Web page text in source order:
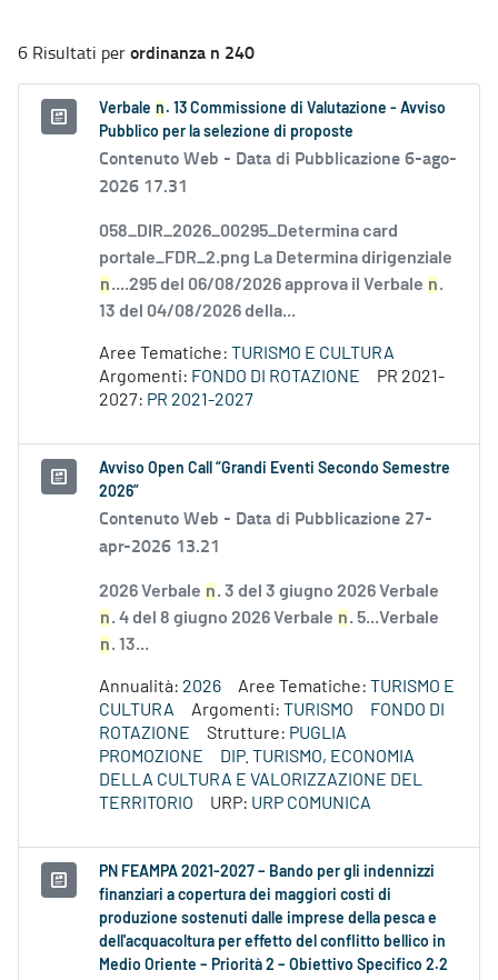
6 Risultati perordinanza n 240
Verbale n . 13 Commissione di Valutazione - Avviso
Pubblico per la selezione di proposte
Contenuto Web - Data di Pubblicazione 6-ago-
2026 17.31
058_DIR_2026_00295_Determina card
portale_FDR_2.png La Determina dirigenziale
n....295 del 06/08/2026 approva il Verbale n.
13 del 04/08/2026 della...
Aree Tematiche: TURISMO E CULTURA
Argomenti: FONDO DI ROTAZIONE
PR 2021-
2027: PR 2021-2027
Avviso Open Call “Grandi Eventi Secondo Semestre
2026”
Contenuto Web - Data di Pubblicazione 27-
apr-2026 13.21
2026 Verbale n. 3 del 3 giugno 2026 Verbale
n. 4 del 8 giugno 2026 Verbale n. 5...Verbale
n. 13...
Annualità: 2026 Aree Tematiche: TURISMO E
CULTURA
Argomenti: TURISMO
FONDO DI
ROTAZIONE
Strutture: PUGLIA
PROMOZIONE
DIP. TURISMO, ECONOMIA
DELLA CULTURA E VALORIZZAZIONE DEL
TERRITORIO
URP: URP COMUNICA
PN FEAMPA 2021-2027 – Bando per gli indennizzi
finanziari a copertura dei maggiori costi di
produzione sostenuti dalle imprese della pesca e
dell'acquacoltura per effetto del conflitto bellico in
Medio Oriente – Priorità 2 – Obiettivo Specifico 2.2